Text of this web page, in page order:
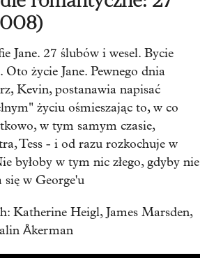
Jane. 27 ślubów i wesel. Bycie
życie Jane. Pewnego dnia
Kevin, postanawia napisać
życiu ośmieszając to, w co
w tym samym czasie,
Tess - i od razu rozkochuje w
byłoby w tym nic złego, gdyby nie
się w George'u
Katherine Heigl, James Marsden,
Åkerman